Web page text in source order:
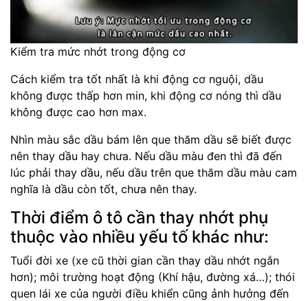
Kiểm tra mức nhớt trong động cơ
Cách kiểm tra tốt nhất là khi động cơ nguội, dầu
không được thấp hơn min, khi động cơ nóng thì dầu
không được cao hơn max.
Nhìn màu sắc dầu bám lên que thăm dầu sẽ biết được
nên thay dầu hay chưa. Nếu dầu màu đen thì đã đến
lúc phải thay dầu, nếu dầu trên que thăm dầu màu cam
nghĩa là dầu còn tốt, chưa nên thay.
Thời điểm ô tô cần thay nhớt phụ
thuộc vào nhiều yếu tố khác như:
Tuổi đời xe (xe cũ thời gian cần thay dầu nhớt ngắn
hơn); môi trường hoạt động (Khí hậu, đường xá…); thói
quen lái xe của người điều khiển cũng ảnh hưởng đến